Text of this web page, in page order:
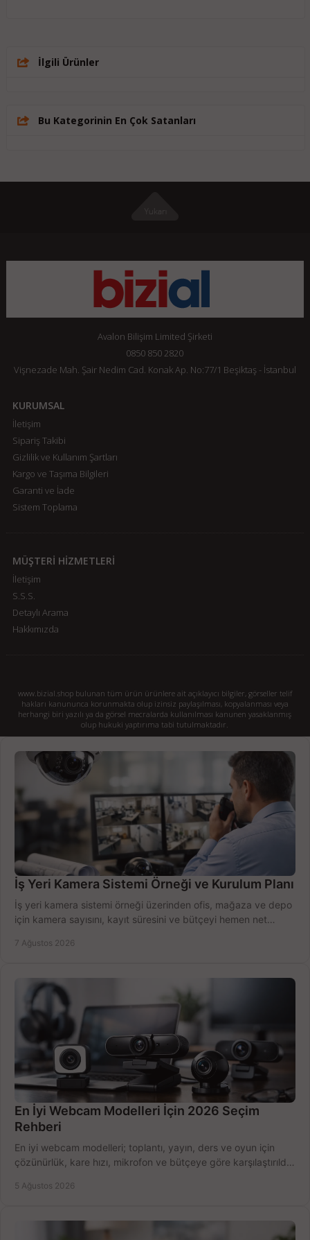
İlgili Ürünler
Bu Kategorinin En Çok Satanları
Avalon Bilişim Limited Şirketi
0850 850 2820
Vişnezade Mah. Şair Nedim Cad. Konak Ap. No:77/1 Beşiktaş - İstanbul
KURUMSAL
İletişim
Sipariş Takibi
Gizlilik ve Kullanım Şartları
Kargo ve Taşıma Bilgileri
Garanti ve İade
Sistem Toplama
MÜŞTERİ HİZMETLERİ
İletişim
S.S.S.
Detaylı Arama
Hakkımızda
www.bizial.shop bulunan tüm ürün ürünlere ait açıklayıcı bilgiler, görseller telif
hakları kanununca korunmakta olup izinsiz paylaşılması, kopyalanması veya
herhangi biri yazılı ya da görsel mecralarda kullanılması kanunen yasaklanmış
olup hukuki yaptırıma tabi tutulmaktadır.
İş Yeri Kamera Sistemi Örneği ve Kurulum Planı
İş yeri kamera sistemi örneği üzerinden ofis, mağaza ve depo
için kamera sayısını, kayıt süresini ve bütçeyi hemen net
7 Ağustos 2026
En İyi Webcam Modelleri İçin 2026 Seçim
Rehberi
En iyi webcam modelleri; toplantı, yayın, ders ve oyun için
çözünürlük, kare hızı, mikrofon ve bütçeye göre karşılaştırıldı.
5 Ağustos 2026